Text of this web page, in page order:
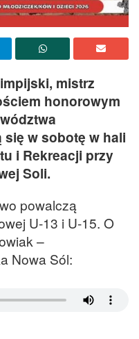
mistrz
honorowym
w sobotę w hali
i Rekreacji przy
Soli.
powalczą
U-13 i U-15. O
–
Nowa Sól: